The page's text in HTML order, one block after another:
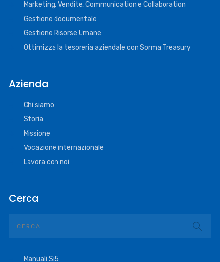
Marketing, Vendite, Communication e Collaboration
Gestione documentale
Gestione Risorse Umane
Ottimizza la tesoreria aziendale con Sorma Treasury
Azienda
Chi siamo
Storia
Missione
Vocazione internazionale
Lavora con noi
Cerca
Manuali Si5